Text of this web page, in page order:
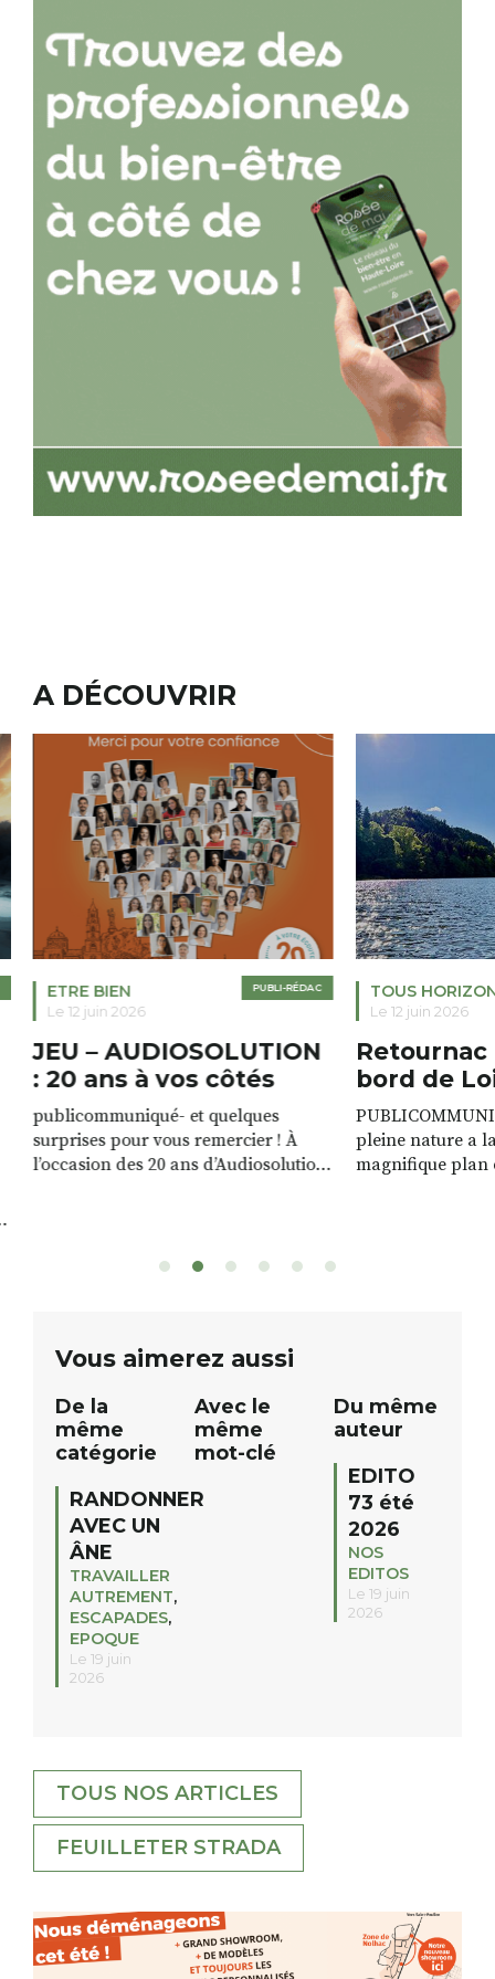
A DÉCOUVRIR
PUBLI-RÉDAC
ETRE BIEN
Le 12 juin 2026
JEU – AUDIOSOLUTION
: 20 ans à vos côtés
publicommuniqué- et quelques
surprises pour vous remercier ! À
l’occasion des 20 ans d’Audiosolution,
sont à gagner, sélectionnés auprès
12h à […]
TOUS
Le 12 juin 2026
Retournac
bord de
pleine nature a
magnifique plan
Vous aimerez aussi
De la
même
catégorie
RANDONNER
AVEC UN
ÂNE
TRAVAILLER
AUTREMENT,
ESCAPADES,
EPOQUE
Le 19 juin
2026
Avec le
même
mot-clé
Du même
auteur
EDITO
73 été
2026
NOS
EDITOS
Le 19 juin
2026
TOUS NOS ARTICLES
FEUILLETER STRADA